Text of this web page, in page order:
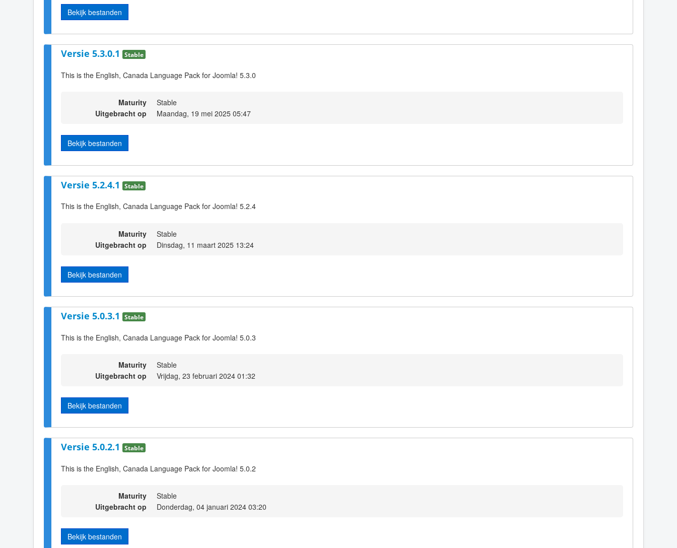
Bekijk bestanden
Versie 5.3.0.1 Stable
This is the English, Canada Language Pack for Joomla! 5.3.0
Maturity
Stable
Uitgebracht op
Maandag, 19 mei 2025 05:47
Bekijk bestanden
Versie 5.2.4.1 Stable
This is the English, Canada Language Pack for Joomla! 5.2.4
Maturity
Stable
Uitgebracht op
Dinsdag, 11 maart 2025 13:24
Bekijk bestanden
Versie 5.0.3.1 Stable
This is the English, Canada Language Pack for Joomla! 5.0.3
Maturity
Stable
Uitgebracht op
Vrijdag, 23 februari 2024 01:32
Bekijk bestanden
Versie 5.0.2.1 Stable
This is the English, Canada Language Pack for Joomla! 5.0.2
Maturity
Stable
Uitgebracht op
Donderdag, 04 januari 2024 03:20
Bekijk bestanden